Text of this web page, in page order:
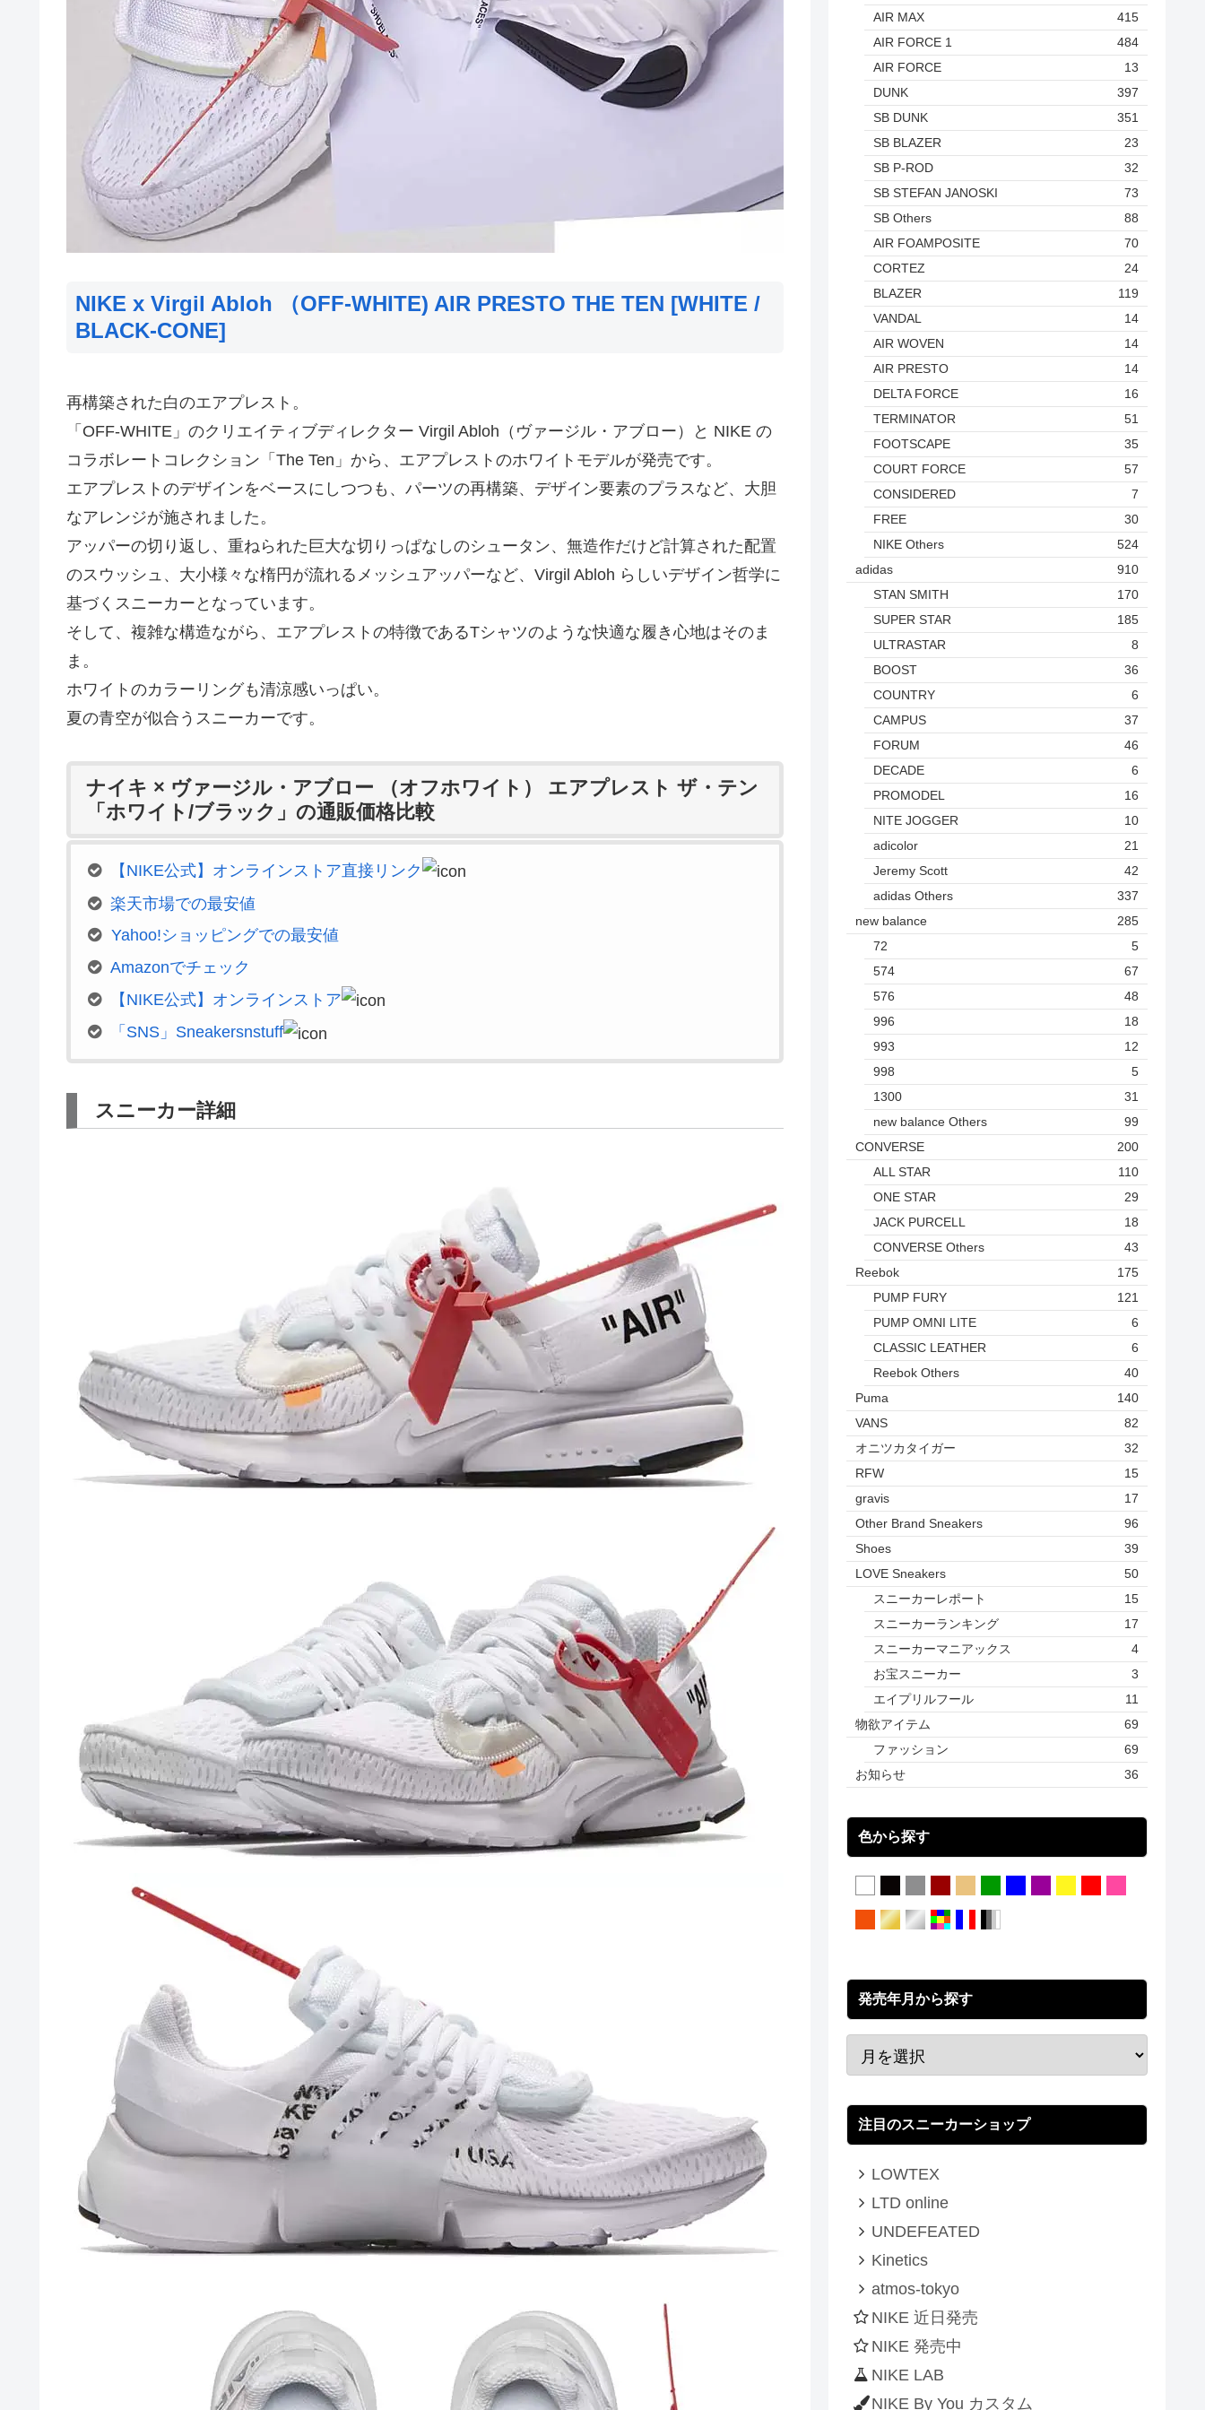
NIKE x Virgil Abloh （OFF-WHITE) AIR PRESTO THE TEN [WHITE /
BLACK-CONE]
再構築された白のエアプレスト。
「OFF-WHITE」のクリエイティブディレクター Virgil Abloh（ヴァージル・アブロー）と NIKE の
コラボレートコレクション「The Ten」から、エアプレストのホワイトモデルが発売です。
エアプレストのデザインをベースにしつつも、パーツの再構築、デザイン要素のプラスなど、大胆
なアレンジが施されました。
アッパーの切り返し、重ねられた巨大な切りっぱなしのシュータン、無造作だけど計算された配置
のスウッシュ、大小様々な楕円が流れるメッシュアッパーなど、Virgil Abloh らしいデザイン哲学に
基づくスニーカーとなっています。
そして、複雑な構造ながら、エアプレストの特徴であるTシャツのような快適な履き心地はそのま
ま。
ホワイトのカラーリングも清涼感いっぱい。
夏の青空が似合うスニーカーです。
ナイキ × ヴァージル・アブロー （オフホワイト） エアプレスト ザ・テン
「ホワイト/ブラック」の通販価格比較
【NIKE公式】オンラインストア直接リンク
楽天市場での最安値
Yahoo!ショッピングでの最安値
Amazonでチェック
【NIKE公式】オンラインストア
「SNS」Sneakersnstuff
スニーカー詳細
AIR MAX
415
AIR FORCE 1
484
AIR FORCE
13
DUNK
397
SB DUNK
351
SB BLAZER
23
SB P-ROD
32
SB STEFAN JANOSKI
73
SB Others
88
AIR FOAMPOSITE
70
CORTEZ
24
BLAZER
119
VANDAL
14
AIR WOVEN
14
AIR PRESTO
14
DELTA FORCE
16
TERMINATOR
51
FOOTSCAPE
35
COURT FORCE
57
CONSIDERED
7
FREE
30
NIKE Others
524
adidas
910
STAN SMITH
170
SUPER STAR
185
ULTRASTAR
8
BOOST
36
COUNTRY
6
CAMPUS
37
FORUM
46
DECADE
6
PROMODEL
16
NITE JOGGER
10
adicolor
21
Jeremy Scott
42
adidas Others
337
new balance
285
72
5
574
67
576
48
996
18
993
12
998
5
1300
31
new balance Others
99
CONVERSE
200
ALL STAR
110
ONE STAR
29
JACK PURCELL
18
CONVERSE Others
43
Reebok
175
PUMP FURY
121
PUMP OMNI LITE
6
CLASSIC LEATHER
6
Reebok Others
40
Puma
140
VANS
82
オニツカタイガー
32
RFW
15
gravis
17
Other Brand Sneakers
96
Shoes
39
LOVE Sneakers
50
スニーカーレポート
15
スニーカーランキング
17
スニーカーマニアックス
4
お宝スニーカー
3
エイプリルフール
11
物欲アイテム
69
ファッション
69
お知らせ
36
色から探す
発売年月から探す
注目のスニーカーショップ
LOWTEX
LTD online
UNDEFEATED
Kinetics
atmos-tokyo
NIKE 近日発売
NIKE 発売中
NIKE LAB
NIKE By You カスタム